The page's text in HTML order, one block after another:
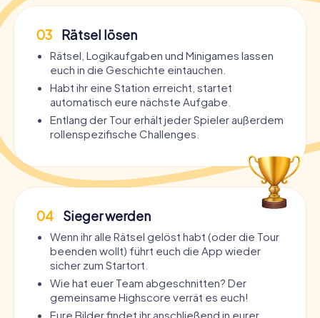
03 Rätsel lösen
Rätsel, Logikaufgaben und Minigames lassen
euch in die Geschichte eintauchen.
Habt ihr eine Station erreicht, startet
automatisch eure nächste Aufgabe.
Entlang der Tour erhält jeder Spieler außerdem
rollenspezifische Challenges.
04 Sieger werden
Wenn ihr alle Rätsel gelöst habt (oder die Tour
beenden wollt) führt euch die App wieder
sicher zum Startort.
Wie hat euer Team abgeschnitten? Der
gemeinsame Highscore verrät es euch!
Eure Bilder findet ihr anschließend in eurer